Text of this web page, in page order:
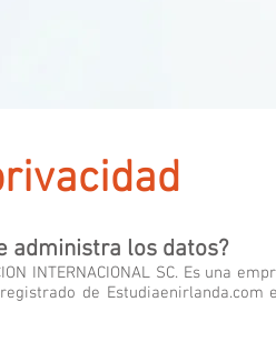
administra los datos?
INTERNACIONAL SC. Es
de